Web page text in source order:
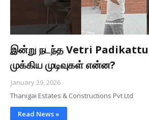
இன்று நடந்த Vetri
முக்கிய முடிவுகள் என்ன?
January 29, 2026
Thanigai Estates & Constructions Pvt Ltd
Read News »